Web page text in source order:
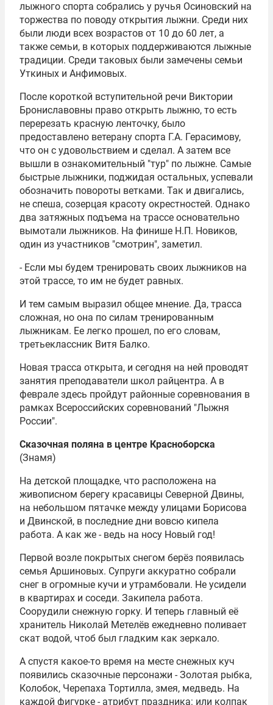
лыжного спорта собрались у ручья Осиновский на
торжества по поводу открытия лыжни. Среди них
были люди всех возрастов от 10 до 60 лет, а
также семьи, в которых поддерживаются лыжные
традиции. Среди таковых были замечены семьи
Уткиных и Анфимовых.
После короткой вступительной речи Виктории
Брониславовны право открыть лыжню, то есть
перерезать красную ленточку, было
предоставлено ветерану спорта Г.А. Герасимову,
что он с удовольствием и сделал. А затем все
вышли в ознакомительный "тур" по лыжне. Самые
быстрые лыжники, поджидая остальных, успевали
обозначить повороты ветками. Так и двигались,
не спеша, созерцая красоту окрестностей. Однако
два затяжных подъема на трассе основательно
вымотали лыжников. На финише Н.П. Новиков,
один из участников "смотрин", заметил.
- Если мы будем тренировать своих лыжников на
этой трассе, то им не будет равных.
И тем самым выразил общее мнение. Да, трасса
сложная, но она по силам тренированным
лыжникам. Ее легко прошел, по его словам,
третьеклассник Витя Балко.
Новая трасса открыта, и сегодня на ней проводят
занятия преподаватели школ райцентра. А в
феврале здесь пройдут районные соревнования в
рамках Всероссийских соревнований "Лыжня
России".
Сказочная поляна в центре Красноборска
(Знамя)
На детской площадке, что расположена на
живописном берегу красавицы Северной Двины,
на небольшом пятачке между улицами Борисова
и Двинской, в последние дни вовсю кипела
работа. А как же - ведь на носу Новый год!
Первой возле покрытых снегом берёз появилась
семья Аршиновых. Супруги аккуратно собрали
снег в огромные кучи и утрамбовали. Не усидели
в квартирах и соседи. Закипела работа.
Соорудили снежную горку. И теперь главный её
хранитель Николай Метелёв ежедневно поливает
скат водой, чтоб был гладким как зеркало.
А спустя какое-то время на месте снежных куч
появились сказочные персонажи - Золотая рыбка,
Колобок, Черепаха Тортилла, змея, медведь. На
каждой фигурке - атрибут праздника: или колпак